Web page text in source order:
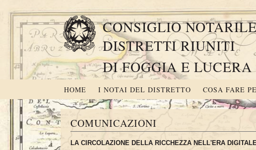
CONSIGLIO
DISTRETTI RIUNITI
DI FOGGIA E LUCERA
HOME I NOTAI DEL DISTRETTO COSA FARE
COMUNICAZIONI
LA CIRCOLAZIONE DELLA RICCHEZZA NELL'ERA